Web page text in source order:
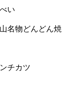
い
名物どんどん焼
チカツ